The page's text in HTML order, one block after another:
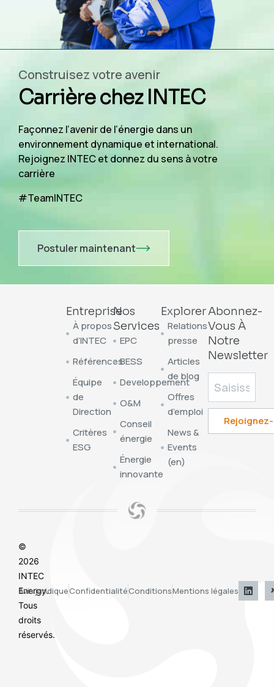
Construisez votre avenir
Carrière chez INTEC
Façonnez l’avenir de l’énergie dans un
environnement dynamique et international.
Rejoignez INTEC et donnez du sens à votre
carrière
#TeamINTEC
Postuler maintenant
Entreprise
À propos
d’INTEC
Références
Équipe
de
Direction
Critères
ESG
Nos
Services
EPC
BESS
Developpement
O&M
Conseil
énergie
Énergie
innovante
Explorer
Relations
presse
Articles
de blog
Offres
d’emploi
News &
Events
(en)
Abonnez-
Vous À
Notre
Newsletter
©
2026
INTEC
Energy.
Tous
droits
réservés.
Avis juridiqueConfidentialitéConditionsMentions légales